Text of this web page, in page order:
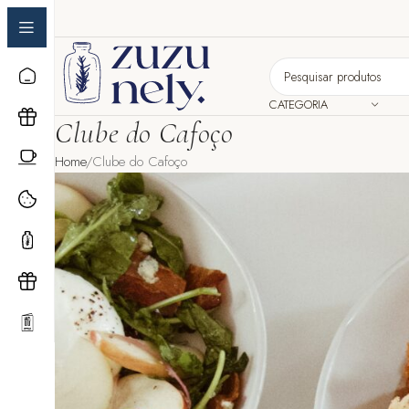
CATEGORIA
Clube do Cafoço
Home Clube do Cafoço